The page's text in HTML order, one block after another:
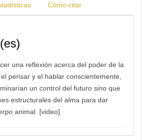
Cómo citar
una reflexión acerca del poder de la
pensar y el hablar conscientemente,
un control del futuro sino que
estructurales del alma para dar
animal. [video]